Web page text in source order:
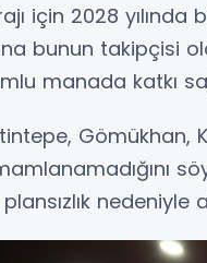
için 2028
bunun takipçisi
manada katkı
Gömükhan,
nedeniyle